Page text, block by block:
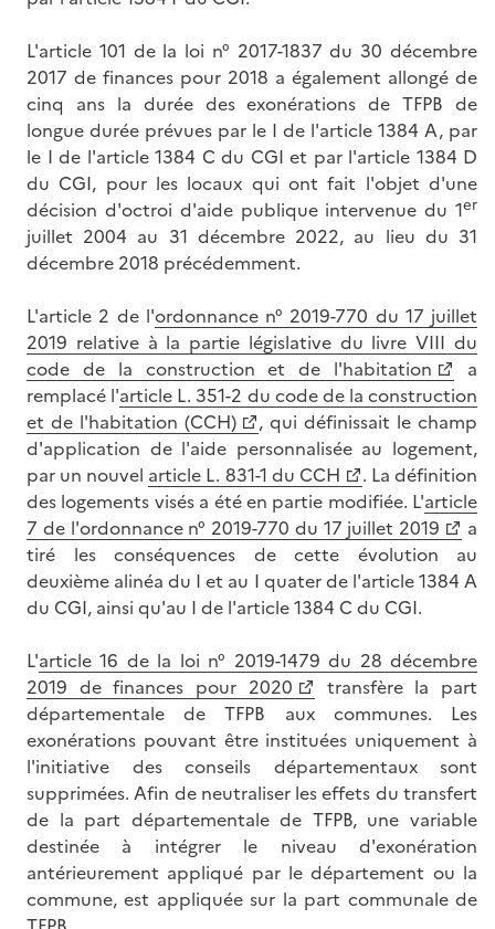
L'article 101 de la loi n° 2017-1837 du 30 décembre
2017 de finances pour 2018 a également allongé de
cinq ans la durée des exonérations de TFPB de
longue durée prévues par le I de l'article 1384 A, par
le I de l'article 1384 C du CGI et par l'article 1384 D
du CGI, pour les locaux qui ont fait l'objet d'une
décision d'octroi d'aide publique intervenue du 1er
juillet 2004 au 31 décembre 2022, au lieu du 31
décembre 2018 précédemment.
L'article 2 de l'ordonnance n° 2019-770 du 17 juillet
2019 relative à la partie législative du livre VIII du
code de la construction et de l'habitation
a
remplacé l'article L. 351-2 du code de la construction
et de l'habitation (CCH)
, qui définissait le champ
d'application de l'aide personnalisée au logement,
par un nouvel article L. 831-1 du CCH
. La définition
des logements visés a été en partie modifiée. L'article
7 de l'ordonnance n° 2019-770 du 17 juillet 2019
a
tiré les conséquences de cette évolution au
deuxième alinéa du I et au I quater de l'article 1384 A
du CGI, ainsi qu'au I de l'article 1384 C du CGI.
L'article 16 de la loi n° 2019-1479 du 28 décembre
2019 de finances pour 2020
transfère la part
départementale de TFPB aux communes. Les
exonérations pouvant être instituées uniquement à
l'initiative des conseils départementaux sont
supprimées. Afin de neutraliser les effets du transfert
de la part départementale de TFPB, une variable
destinée à intégrer le niveau d'exonération
antérieurement appliqué par le département ou la
commune, est appliquée sur la part communale de